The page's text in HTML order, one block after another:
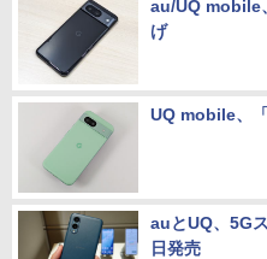
au/UQ mobile
げ
UQ mobile、
auとUQ、5G
日発売